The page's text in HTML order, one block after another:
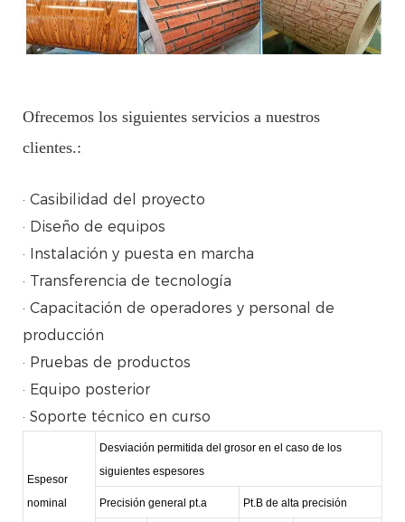
Ofrecemos los siguientes servicios a nuestros
clientes.:
· Casibilidad del proyecto
· Diseño de equipos
· Instalación y puesta en marcha
· Transferencia de tecnología
· Capacitación de operadores y personal de
producción
· Pruebas de productos
· Equipo posterior
· Soporte técnico en curso
Espesor
nominal
Desviación permitida del grosor en el caso de los
siguientes espesores
Precisión general pt.a Pt.B de alta precisión